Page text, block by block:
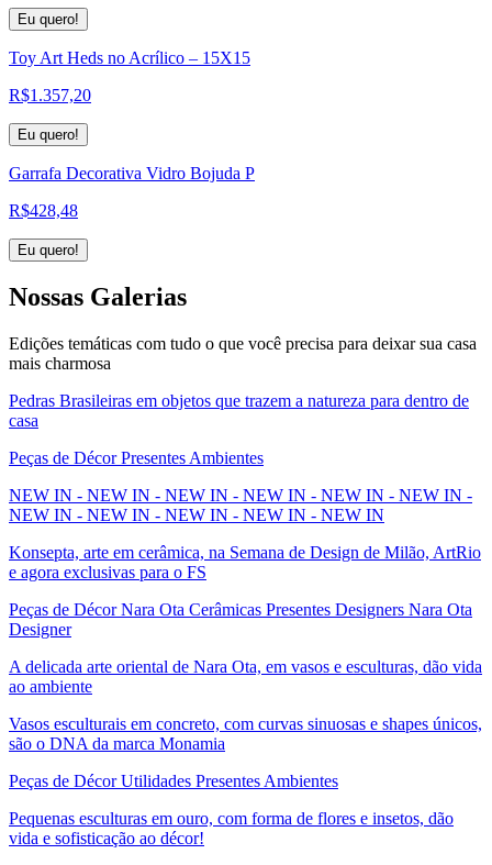
Eu quero!
Toy Art Heds no Acrílico – 15X15
R$1.357,20
Eu quero!
Garrafa Decorativa Vidro Bojuda P
R$428,48
Eu quero!
Nossas Galerias
Edições temáticas com tudo o que você precisa para deixar sua casa
mais charmosa
Pedras Brasileiras em objetos que trazem a natureza para dentro de
casa
Peças de Décor Presentes Ambientes
NEW IN - NEW IN - NEW IN - NEW IN - NEW IN - NEW IN -
NEW IN - NEW IN - NEW IN - NEW IN - NEW IN
Konsepta, arte em cerâmica, na Semana de Design de Milão, ArtRio
e agora exclusivas para o FS
Peças de Décor Nara Ota Cerâmicas Presentes Designers Nara Ota
Designer
A delicada arte oriental de Nara Ota, em vasos e esculturas, dão vida
ao ambiente
Vasos esculturais em concreto, com curvas sinuosas e shapes únicos,
são o DNA da marca Monamia
Peças de Décor Utilidades Presentes Ambientes
Pequenas esculturas em ouro, com forma de flores e insetos, dão
vida e sofisticação ao décor!